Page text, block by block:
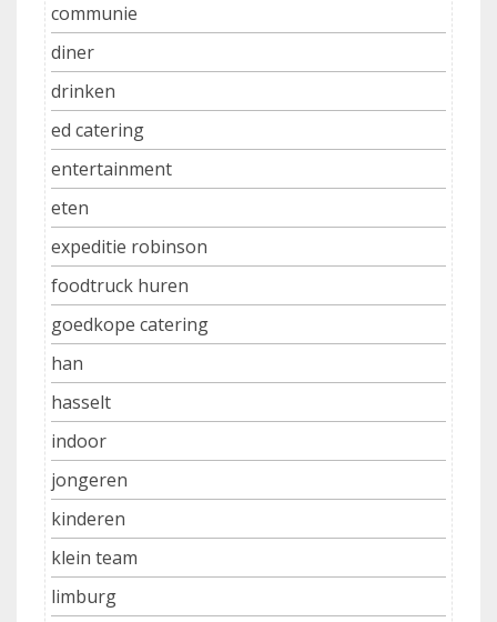
communie
diner
drinken
ed catering
entertainment
eten
expeditie robinson
foodtruck huren
goedkope catering
han
hasselt
indoor
jongeren
kinderen
klein team
limburg